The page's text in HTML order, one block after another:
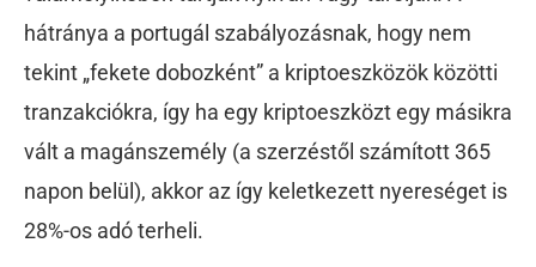
hátránya a portugál szabályozásnak, hogy nem
tekint „fekete dobozként” a kriptoeszközök közötti
tranzakciókra, így ha egy kriptoeszközt egy másikra
vált a magánszemély (a szerzéstől számított 365
napon belül), akkor az így keletkezett nyereséget is
28%-os adó terheli.